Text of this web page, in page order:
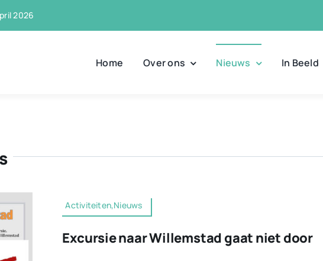
2026
Home Over ons Nieuws In Beeld
Activiteiten,Nieuws
Excursie naar Willemstad gaat niet door